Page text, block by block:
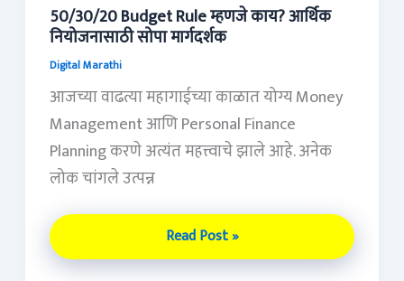
50/30/20 Budget Rule म्हणजे काय? आर्थिक
नियोजनासाठी सोपा मार्गदर्शक
Digital Marathi
आजच्या वाढत्या महागाईच्या काळात योग्य Money
Management आणि Personal Finance
Planning करणे अत्यंत महत्त्वाचे झाले आहे. अनेक
लोक चांगले उत्पन्न
मार्गदर्शक
Read Post »